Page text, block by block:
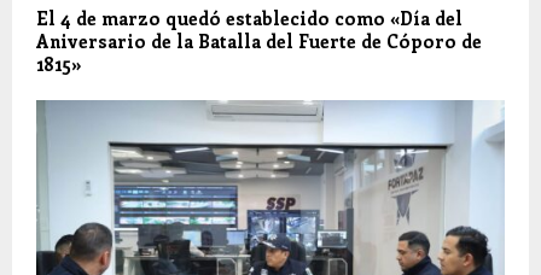
El 4 de marzo quedó establecido como «Día del
Aniversario de la Batalla del Fuerte de Cóporo de
1815»